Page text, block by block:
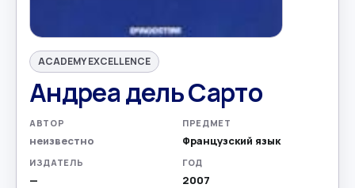
ACADEMY EXCELLENCE
Андреа дель Сарто
АВТОР
неизвестно
ПРЕДМЕТ
Французский язык
ИЗДАТЕЛЬ
—
ГОД
2007